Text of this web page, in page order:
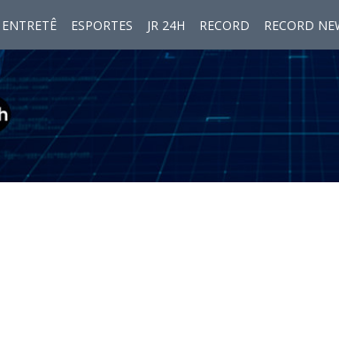
ENTRETÊ ESPORTES JR 24H RECORD RECORD